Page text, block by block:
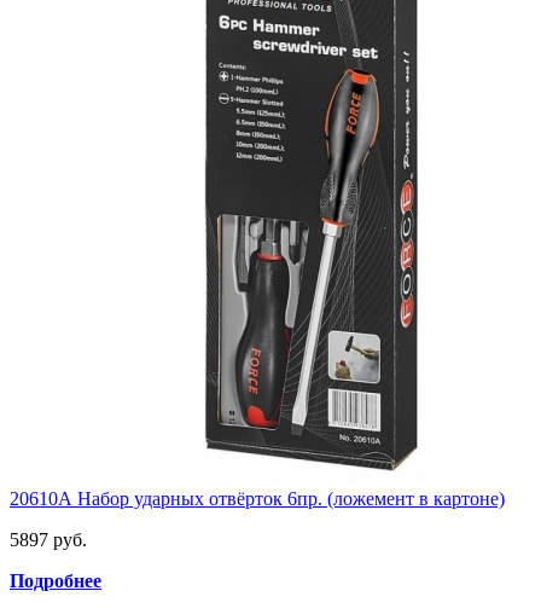
20610А Набор ударных отвёрток 6пр. (ложемент в картоне)
5897 руб.
Подробнее